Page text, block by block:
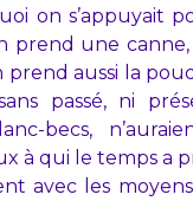
on s’appuyait
prend une
prend aussi la
passé, ni
becs,
à qui le temps a
avec les